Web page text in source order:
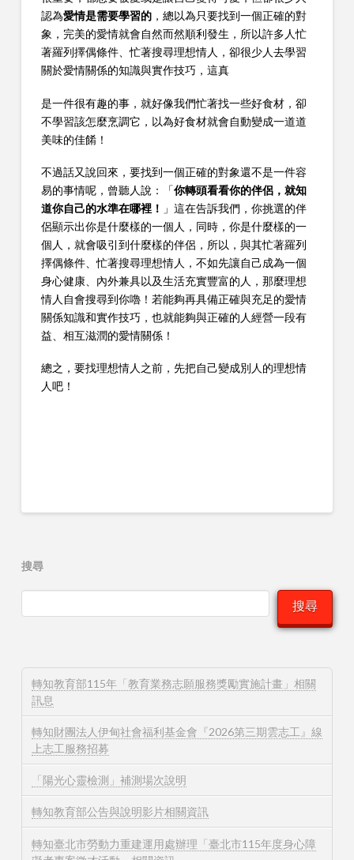
認為愛情是需要學習的，總以為只要找到一個正確的對
象，完美的愛情就會自然而然順利發生，所以許多人忙
著羅列擇偶條件、忙著搜尋理想情人，卻很少人去學習
關於愛情關係的知識與實作技巧，這真
是一件很有趣的事，就好像我們忙著找一些好食材，卻
不學習該怎麼烹調它，以為好食材就會自動變成一道道
美味的佳餚！
不過話又說回來，要找到一個正確的對象還不是一件容
易的事情呢，曾聽人說：「你轉頭看看你的伴侶，就知
道你自己的水準在哪裡！ 」這在告訴我們，你挑選的伴
侶顯示出你是什麼樣的一個人，同時，你是什麼樣的一
個人，就會吸引到什麼樣的伴侶，所以，與其忙著羅列
擇偶條件、忙著搜尋理想情人，不如先讓自己成為一個
身心健康、內外兼具以及生活充實豐富的人，那麼理想
情人自會搜尋到你嚕！若能夠再具備正確與充足的愛情
關係知識和實作技巧，也就能夠與正確的人經營一段有
益、相互滋潤的愛情關係！
總之，要找理想情人之前，先把自己變成別人的理想情
人吧！
搜尋
搜尋
轉知教育部115年「教育業務志願服務獎勵實施計畫」相關
訊息
轉知財團法人伊甸社會福利基金會『2026第三期雲志工』線
上志工服務招募
「陽光心靈檢測」補測場次說明
轉知教育部公告與說明影片相關資訊
轉知臺北市勞動力重建運用處辦理「臺北市115年度身心障